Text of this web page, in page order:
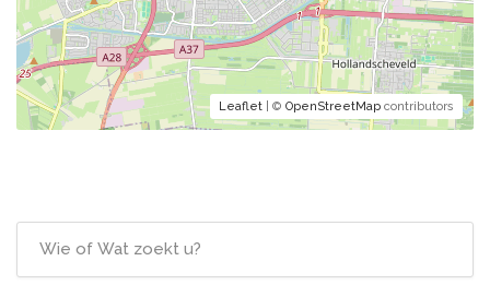
Leaflet | © OpenStreetMap contributors